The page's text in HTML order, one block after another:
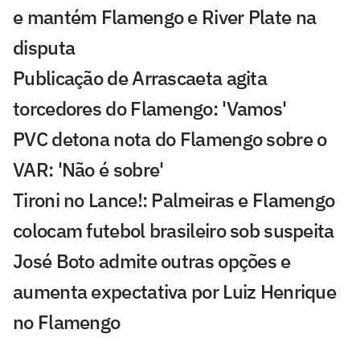
e mantém Flamengo e River Plate na
disputa
Publicação de Arrascaeta agita
torcedores do Flamengo: 'Vamos'
PVC detona nota do Flamengo sobre o
VAR: 'Não é sobre'
Tironi no Lance!: Palmeiras e Flamengo
colocam futebol brasileiro sob suspeita
José Boto admite outras opções e
aumenta expectativa por Luiz Henrique
no Flamengo